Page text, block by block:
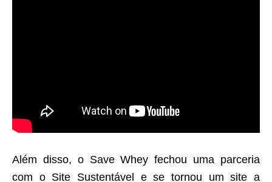
Além disso, o Save Whey fechou uma parceria
com o Site Sustentável e se tornou um site a